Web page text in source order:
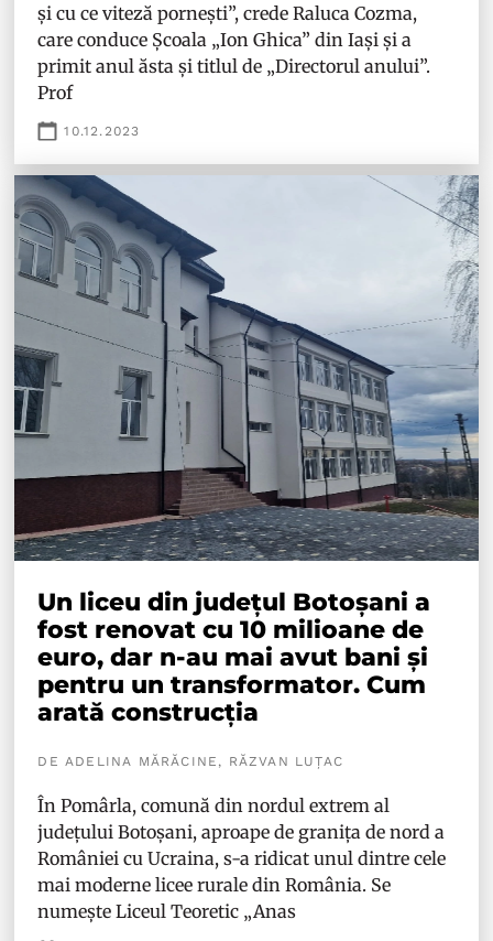
și cu ce viteză pornești”, crede Raluca Cozma,
care conduce Școala „Ion Ghica” din Iași și a
primit anul ăsta și titlul de „Directorul anului”.
Prof
10.12.2023
Un liceu din județul Botoșani a
fost renovat cu 10 milioane de
euro, dar n-au mai avut bani și
pentru un transformator. Cum
arată construcția
DE ADELINA MĂRĂCINE, RĂZVAN LUȚAC
În Pomârla, comună din nordul extrem al
județului Botoșani, aproape de granița de nord a
României cu Ucraina, s-a ridicat unul dintre cele
mai moderne licee rurale din România. Se
numește Liceul Teoretic „Anas